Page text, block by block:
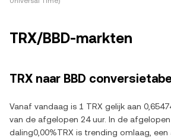
TRX/BBD-markten
TRX naar BBD
Vanaf vandaag is 1 TRX gelijk aan
van de afgelopen 24 uur. In de
daling0,00%TRX is trending omlaag, een